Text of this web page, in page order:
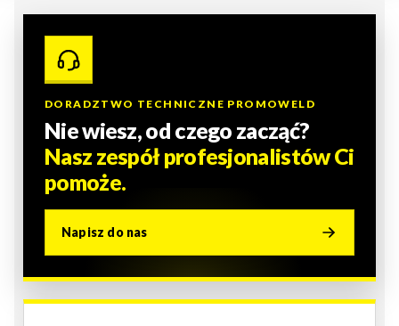
DORADZTWO TECHNICZNE PROMOWELD
Nie wiesz, od czego zacząć?
Nasz zespół profesjonalistów Ci
pomoże.
Napisz do nas